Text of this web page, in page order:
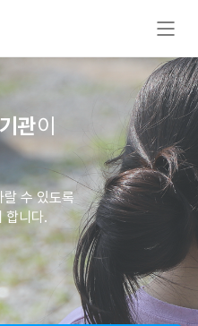
관이
랄 수 있도록
합니다.